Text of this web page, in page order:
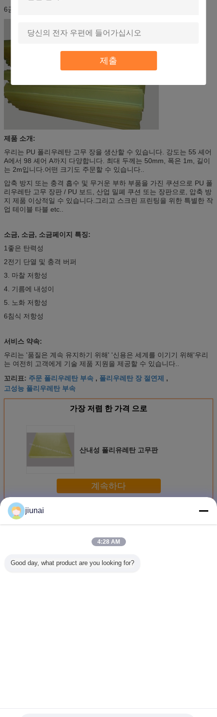
제출
6금속, 광업, 석유, 자동차, 건설 산업에 널리 사용됩니다.
제품 소개:
우리는 PU 폴리우레탄 고무 장을 생산할 수 있습니다. 강도는 55 셰어
A에서 98 셰어 A까지 다양합니다. 최대 두께는 50mm, 폭은 1m, 길이
는 2m입니다.어떤 크기도 주문할 수 있습니다..
압축 방지 또는 충격 흡수 및 무거운 부하 부품을 가진 쿠션으로 PU 폴
리우레탄 고무 장판 / PU 보드, 산업 밀폐 쿠션 또는 장판으로, 압축 방
지 제품 이상적일 수 있습니다.그리고 스크린 프린팅을 위한 특별한 작
업 테이블 타블 etc..
소금, 소금, 소금페이지 특징:
1좋은 탄력성
2전기 단열 및 충격 버퍼
3. 마찰 저항성
4. 기름에 내성이
5. 노화 저항성
6침식 저항성
서비스 약속:
우리는 '품질은 계속 유지하기 위해' '신용은 세계를 이기기 위해'우리
는 여전히 고객에게 기술 제품 지원을 제공할 수 있습니다..
꼬리표: 주문 폴리우레탄 부속 , 폴리우레탄 장 절연제 ,
고성능 폴리우레탄 부속
가장 저렴 한 가격 으로
산내성 폴리유레탄 고무판
계속하다
더 많은 것폴리우레탄 고무 장
맞춤형 폴리우레탄
산내성 폴리유레탄
jiunai
4:28 AM
Good day, what product are you looking for?